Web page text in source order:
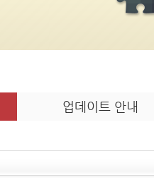
업데이트 안내